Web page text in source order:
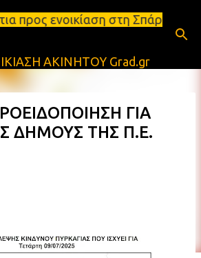
στο κύριο περιεχόμενο
στη Σπάρτη Ενοικιάσεις
ΑΚΙΝΗΤΟΥ Grad.gr
ΓΙΑ
ΔΗΜΟΥΣ ΤΗΣ Π.Ε.